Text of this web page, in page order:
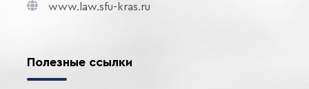
www.law.sfu-kras.ru
Полезные ссылки